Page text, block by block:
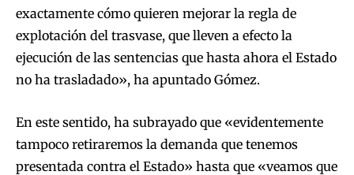
exactamente cómo quieren mejorar la regla de
explotación del trasvase, que lleven a efecto la
ejecución de las sentencias que hasta ahora el Estado
no ha trasladado», ha apuntado Gómez.
En este sentido, ha subrayado que «evidentemente
tampoco retiraremos la demanda que tenemos
presentada contra el Estado» hasta que «veamos que